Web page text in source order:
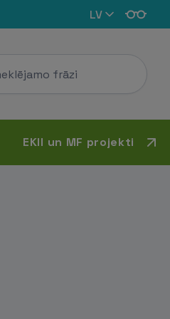
LV
EKII un MF projekti